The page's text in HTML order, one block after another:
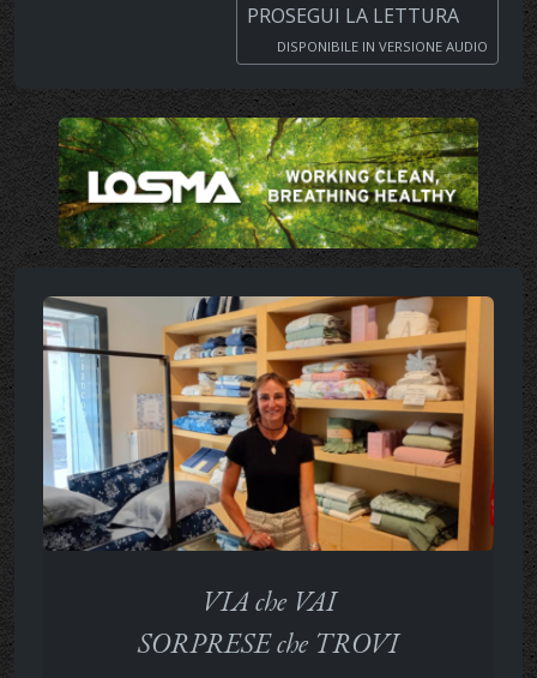
PROSEGUI LA LETTURA
DISPONIBILE IN VERSIONE AUDIO
VIA che VAI
SORPRESE che TROVI